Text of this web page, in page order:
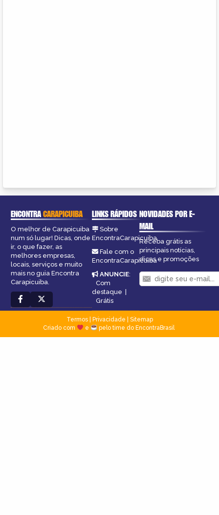
ENCONTRACARAPICUIBA
O melhor de Carapicuiba
num só lugar! Dicas, onde
ir, o que fazer, as
melhores empresas,
locais, serviços e muito
mais no guia Encontra
Carapicuiba.
LINKS RÁPIDOS
Sobre
EncontraCarapicuiba
Fale com o
EncontraCarapicuiba
ANUNCIE:
Com
destaque
Grátis
NOVIDADES POR E-
MAIL
Receba grátis as
principais notícias,
dicas e promoções
Termos| Privacidade
Sitemap
Criado com
e pelo time do EncontraBrasil